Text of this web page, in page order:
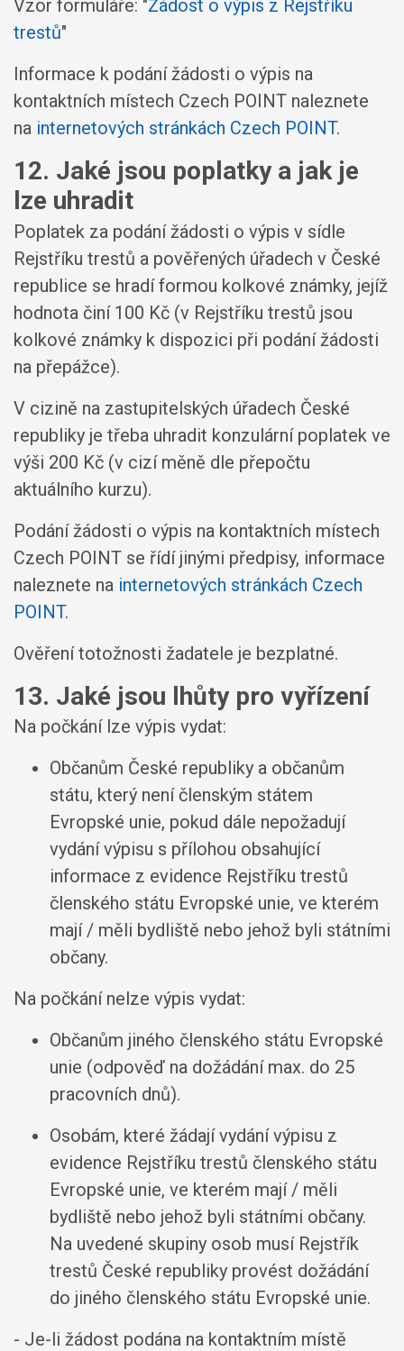
Vzor formuláře: "Žádost o výpis z Rejstříku
trestů"
Informace k podání žádosti o výpis na
kontaktních místech Czech POINT naleznete
na internetových stránkách Czech POINT.
12. Jaké jsou poplatky a jak je
lze uhradit
Poplatek za podání žádosti o výpis v sídle
Rejstříku trestů a pověřených úřadech v České
republice se hradí formou kolkové známky, jejíž
hodnota činí 100 Kč (v Rejstříku trestů jsou
kolkové známky k dispozici při podání žádosti
na přepážce).
V cizině na zastupitelských úřadech České
republiky je třeba uhradit konzulární poplatek ve
výši 200 Kč (v cizí měně dle přepočtu
aktuálního kurzu).
Podání žádosti o výpis na kontaktních místech
Czech POINT se řídí jinými předpisy, informace
naleznete na internetových stránkách Czech
POINT.
Ověření totožnosti žadatele je bezplatné.
13. Jaké jsou lhůty pro vyřízení
Na počkání lze výpis vydat:
Občanům České republiky a občanům
státu, který není členským státem
Evropské unie, pokud dále nepožadují
vydání výpisu s přílohou obsahující
informace z evidence Rejstříku trestů
členského státu Evropské unie, ve kterém
mají / měli bydliště nebo jehož byli státními
občany.
Na počkání nelze výpis vydat:
Občanům jiného členského státu Evropské
unie (odpověď na dožádání max. do 25
pracovních dnů).
Osobám, které žádají vydání výpisu z
evidence Rejstříku trestů členského státu
Evropské unie, ve kterém mají / měli
bydliště nebo jehož byli státními občany.
Na uvedené skupiny osob musí Rejstřík
trestů České republiky provést dožádání
do jiného členského státu Evropské unie.
- Je-li žádost podána na kontaktním místě